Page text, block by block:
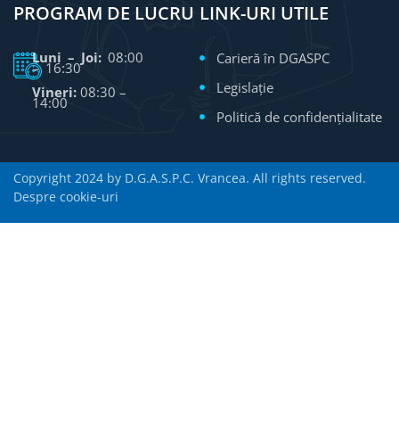
PROGRAM DE LUCRU
Luni – Joi: 08:00
– 16:30
Vineri: 08:30 –
14:00
LINK-URI UTILE
Carieră în DGASPC
Legislație
Politică de confidențialitate
Copyright 2024 by D.G.A.S.P.C. Vrancea. All rights reserved.
Despre cookie-uri